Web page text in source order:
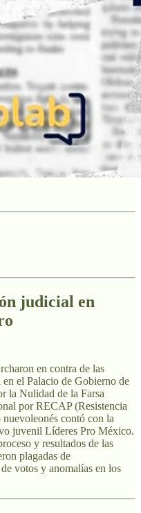
judicial en
en contra de las
el Palacio de Gobierno de
la Nulidad de la Farsa
por RECAP (Resistencia
contó con la
juvenil Líderes Pro México.
y resultados de las
plagadas de
votos y anomalías en los